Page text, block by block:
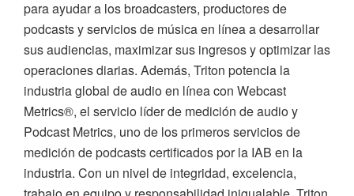
para ayudar a los broadcasters, productores de
podcasts y servicios de música en línea a desarrollar
sus audiencias, maximizar sus ingresos y optimizar las
operaciones diarias. Además, Triton potencia la
industria global de audio en línea con Webcast
Metrics®, el servicio líder de medición de audio y
Podcast Metrics, uno de los primeros servicios de
medición de podcasts certificados por la IAB en la
industria. Con un nivel de integridad, excelencia,